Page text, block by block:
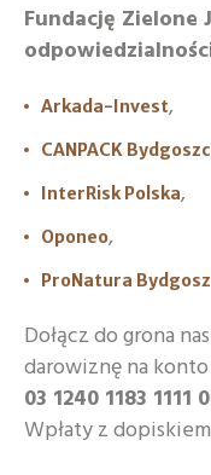
Fundację Zielone
Arkada-Invest,
CANPACK
InterRisk Polska,
Oponeo,
ProNatura
Dołącz do grona
darowiznę na
03 1240 1183 1111
Wpłaty z